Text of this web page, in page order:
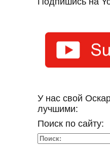
У нас свой
лучшими:
Поиск по сайту: